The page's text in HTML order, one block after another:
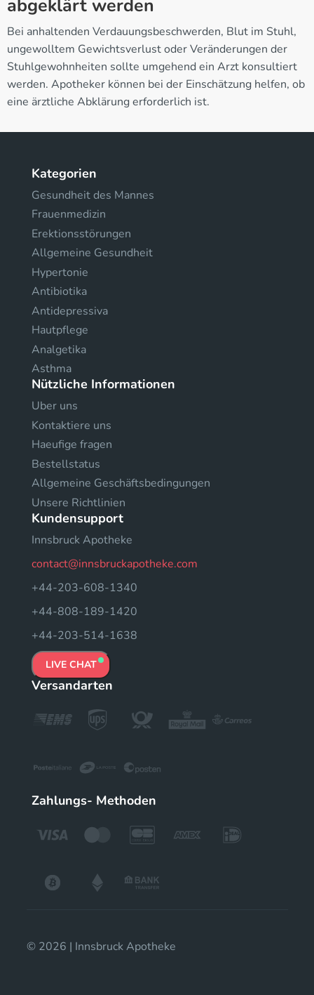
abgeklärt werden
Bei anhaltenden Verdauungsbeschwerden, Blut im Stuhl,
ungewolltem Gewichtsverlust oder Veränderungen der
Stuhlgewohnheiten sollte umgehend ein Arzt konsultiert
werden. Apotheker können bei der Einschätzung helfen, ob
eine ärztliche Abklärung erforderlich ist.
Kategorien
Gesundheit des Mannes
Frauenmedizin
Erektionsstörungen
Allgemeine Gesundheit
Hypertonie
Antibiotika
Antidepressiva
Hautpflege
Analgetika
Asthma
Nützliche Informationen
Uber uns
Kontaktiere uns
Haeufige fragen
Bestellstatus
Allgemeine Geschäftsbedingungen
Unsere Richtlinien
Kundensupport
Innsbruck Apotheke
contact@innsbruckapotheke.com
+44-203-608-1340
+44-808-189-1420
+44-203-514-1638
LIVE CHAT
Versandarten
Zahlungs- Methoden
© 2026 | Innsbruck Apotheke